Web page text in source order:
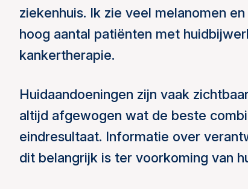
ziekenhuis. Ik zie veel melanomen
hoog aantal patiënten met
kankertherapie.
Huidaandoeningen zijn vaak
altijd afgewogen wat de beste
eindresultaat. Informatie over
dit belangrijk is ter voorkoming van